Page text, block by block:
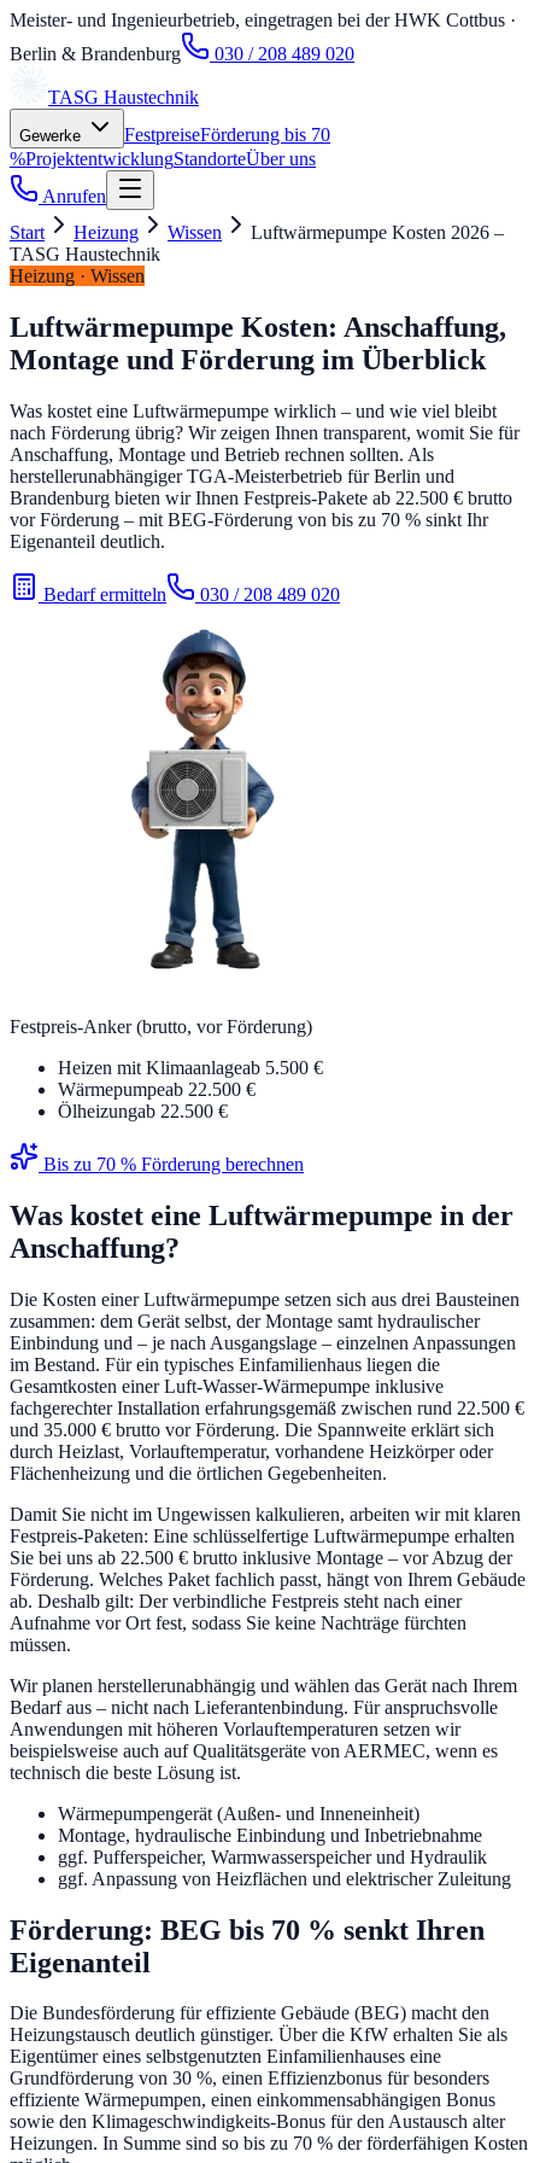
Meister- und Ingenieurbetrieb, eingetragen bei der HWK Cottbus ·
Berlin & Brandenburg
030 / 208 489 020
TASG Haustechnik
Gewerke FestpreiseFörderung bis 70
%ProjektentwicklungStandorteÜber uns
Anrufen
Start
Heizung Wissen
Luftwärmepumpe Kosten 2026 –
TASG Haustechnik
Heizung · Wissen
Luftwärmepumpe Kosten: Anschaffung,
Montage und Förderung im Überblick
Was kostet eine Luftwärmepumpe wirklich – und wie viel bleibt
nach Förderung übrig? Wir zeigen Ihnen transparent, womit Sie für
Anschaffung, Montage und Betrieb rechnen sollten. Als
herstellerunabhängiger TGA-Meisterbetrieb für Berlin und
Brandenburg bieten wir Ihnen Festpreis-Pakete ab 22.500 € brutto
vor Förderung – mit BEG-Förderung von bis zu 70 % sinkt Ihr
Eigenanteil deutlich.
Bedarf ermitteln 030 / 208 489 020
Festpreis-Anker (brutto, vor Förderung)
Heizen mit Klimaanlageab 5.500 €
Wärmepumpeab 22.500 €
Ölheizungab 22.500 €
Bis zu 70 % Förderung berechnen
Was kostet eine Luftwärmepumpe in der
Anschaffung?
Die Kosten einer Luftwärmepumpe setzen sich aus drei Bausteinen
zusammen: dem Gerät selbst, der Montage samt hydraulischer
Einbindung und – je nach Ausgangslage – einzelnen Anpassungen
im Bestand. Für ein typisches Einfamilienhaus liegen die
Gesamtkosten einer Luft-Wasser-Wärmepumpe inklusive
fachgerechter Installation erfahrungsgemäß zwischen rund 22.500 €
und 35.000 € brutto vor Förderung. Die Spannweite erklärt sich
durch Heizlast, Vorlauftemperatur, vorhandene Heizkörper oder
Flächenheizung und die örtlichen Gegebenheiten.
Damit Sie nicht im Ungewissen kalkulieren, arbeiten wir mit klaren
Festpreis-Paketen: Eine schlüsselfertige Luftwärmepumpe erhalten
Sie bei uns ab 22.500 € brutto inklusive Montage – vor Abzug der
Förderung. Welches Paket fachlich passt, hängt von Ihrem Gebäude
ab. Deshalb gilt: Der verbindliche Festpreis steht nach einer
Aufnahme vor Ort fest, sodass Sie keine Nachträge fürchten
müssen.
Wir planen herstellerunabhängig und wählen das Gerät nach Ihrem
Bedarf aus – nicht nach Lieferantenbindung. Für anspruchsvolle
Anwendungen mit höheren Vorlauftemperaturen setzen wir
beispielsweise auch auf Qualitätsgeräte von AERMEC, wenn es
technisch die beste Lösung ist.
Wärmepumpengerät (Außen- und Inneneinheit)
Montage, hydraulische Einbindung und Inbetriebnahme
ggf. Pufferspeicher, Warmwasserspeicher und Hydraulik
ggf. Anpassung von Heizflächen und elektrischer Zuleitung
Förderung: BEG bis 70 % senkt Ihren
Eigenanteil
Die Bundesförderung für effiziente Gebäude (BEG) macht den
Heizungstausch deutlich günstiger. Über die KfW erhalten Sie als
Eigentümer eines selbstgenutzten Einfamilienhauses eine
Grundförderung von 30 %, einen Effizienzbonus für besonders
effiziente Wärmepumpen, einen einkommensabhängigen Bonus
sowie den Klimageschwindigkeits-Bonus für den Austausch alter
Heizungen. In Summe sind so bis zu 70 % der förderfähigen Kosten